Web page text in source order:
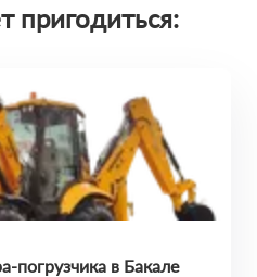
пригодиться:
погрузчика в Бакале